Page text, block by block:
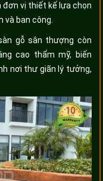
vị thiết kế lựa chọn
ban công.
gỗ sân thượng còn
cao thẩm mỹ, biến
nơi thư giãn lý tưởng,